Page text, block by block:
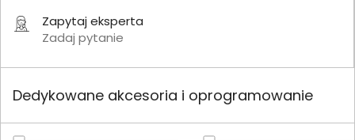
Zapytaj eksperta
Zadaj pytanie
Dedykowane akcesoria i oprogramowanie